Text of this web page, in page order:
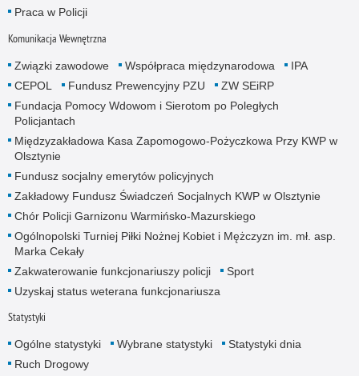
Praca w Policji
Komunikacja Wewnętrzna
Związki zawodowe Współpraca międzynarodowa
IPA
CEPOL
Fundusz Prewencyjny PZU
ZW SEiRP
Fundacja Pomocy Wdowom i Sierotom po Poległych
Policjantach
Międzyzakładowa Kasa Zapomogowo-Pożyczkowa Przy KWP w
Olsztynie
Fundusz socjalny emerytów policyjnych
Zakładowy Fundusz Świadczeń Socjalnych KWP w Olsztynie
Chór Policji Garnizonu Warmińsko-Mazurskiego
Ogólnopolski Turniej Piłki Nożnej Kobiet i Mężczyzn im. mł. asp.
Marka Cekały
Zakwaterowanie funkcjonariuszy policji
Sport
Uzyskaj status weterana funkcjonariusza
Statystyki
Ogólne statystyki Wybrane statystyki
Statystyki dnia
Ruch Drogowy